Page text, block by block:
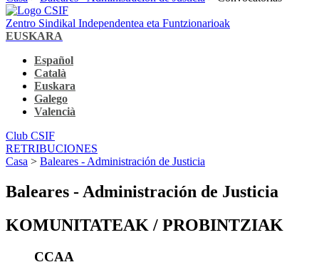
Zentro Sindikal Independentea eta Funtzionarioak
EUSKARA
Español
Català
Euskara
Galego
Valencià
Club CSIF
RETRIBUCIONES
Casa > Baleares - Administración de Justicia
Baleares - Administración de Justicia
KOMUNITATEAK / PROBINTZIAK
CCAA